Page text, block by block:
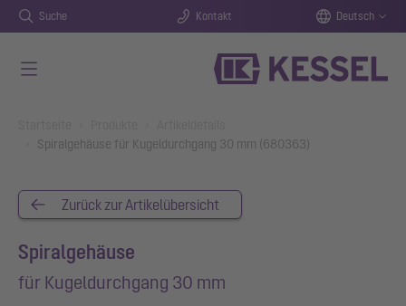
Suche Kontakt Deutsch
Spiralgehäuse für Kugeldurchgang 30 mm (680363)
Zurück zur Artikelübersicht
Spiralgehäuse
für Kugeldurchgang 30 mm